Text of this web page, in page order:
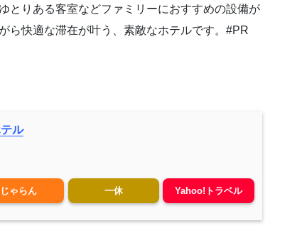
とりある客室などファミリーにおすすめの設備が
ら快適な滞在が叶う、素敵なホテルです。#PR
ル
じゃらん 一休 Yahoo!トラベル